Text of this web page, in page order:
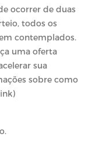
ocorrer de duas
todos os
contemplados.
uma oferta
sua
sobre como